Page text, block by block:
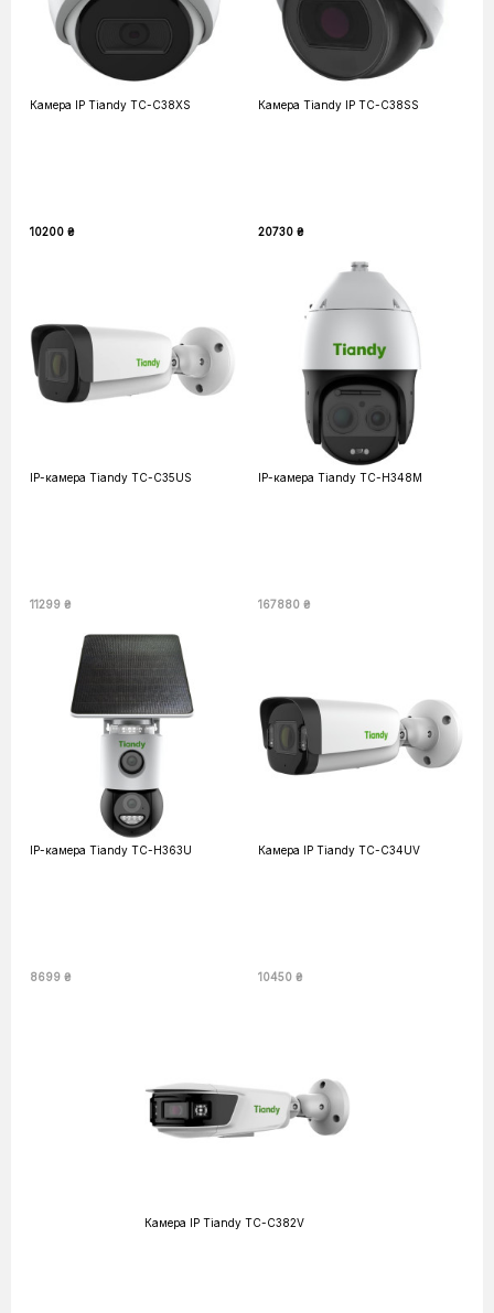
Камера IP Tiandy TC-C38XS
10200 ₴
Камера Tiandy IP TC-C38SS
20730 ₴
IP-камера Tiandy TC-C35US
11299 ₴
IP-камера Tiandy TC-H348M
167880 ₴
IP-камера Tiandy TC-H363U
8699 ₴
Камера IP Tiandy TC-C34UV
10450 ₴
Камера IP Tiandy TC-C382V